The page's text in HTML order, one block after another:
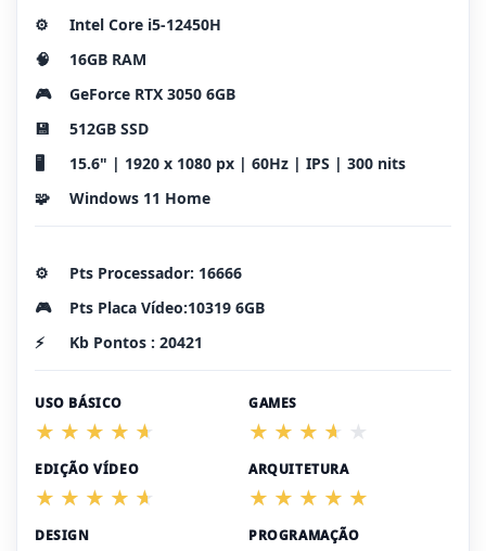
⚙️
Intel Core i5-12450H
🧠
16GB RAM
🎮
GeForce RTX 3050 6GB
💾
512GB SSD
🖥️
15.6" | 1920 x 1080 px | 60Hz | IPS | 300 nits
🧩
Windows 11 Home
⚙️
Pts Processador: 16666
🎮
Pts Placa Vídeo:10319 6GB
⚡
Kb Pontos : 20421
USO BÁSICO GAMES
EDIÇÃO VÍDEO ARQUITETURA
DESIGN PROGRAMAÇÃO